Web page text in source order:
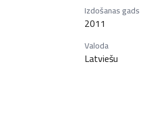
Izdošanas gads
2011
Valoda
Latviešu